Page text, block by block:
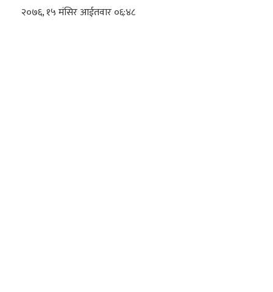
२०७६, १५ मंसिर आईतवार ०६:४८